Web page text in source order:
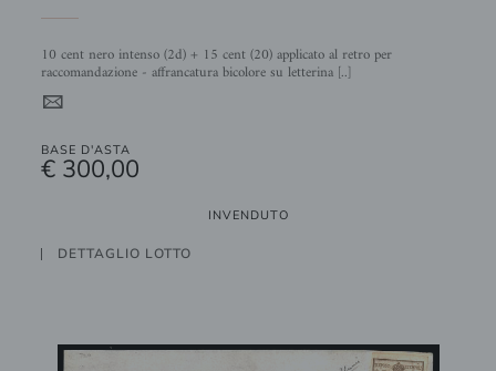
10 cent nero intenso (2d) + 15 cent (20) applicato al retro per
raccomandazione - affrancatura bicolore su letterina [..]
4
BASE D'ASTA
€ 300,00
INVENDUTO
DETTAGLIO LOTTO